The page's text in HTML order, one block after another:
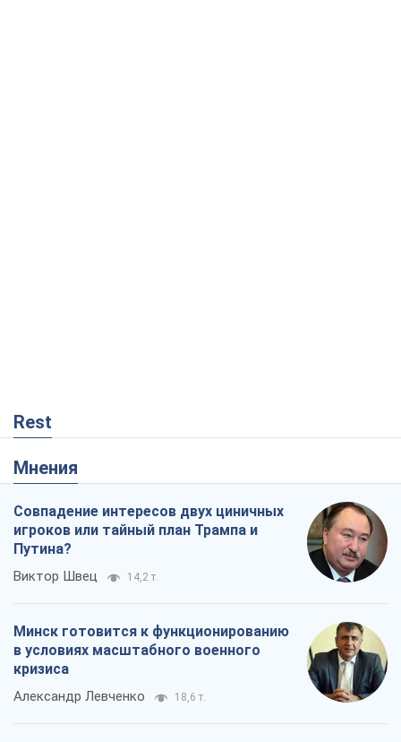
Rest
Мнения
Совпадение интересов двух циничных
игроков или тайный план Трампа и
Путина?
Виктор Швец 14,2 т.
Минск готовится к функционированию
в условиях масштабного военного
кризиса
Александр Левченко 18,6 т.